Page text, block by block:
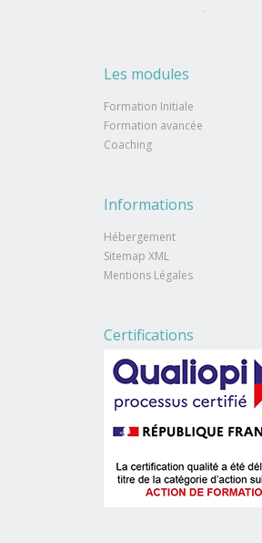
Les modules
Formation Initiale
Formation avancée
Coaching
Informations
Hébergement
Sitemap XML
Mentions Légales
Certifications